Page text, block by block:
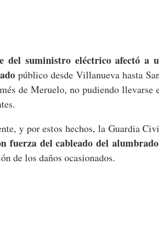
del suministro eléctrico afectó a
público desde Villanueva hasta
de Meruelo, no pudiendo
y por estos hechos, la Guardia
fuerza del cableado del
de los daños ocasionados.